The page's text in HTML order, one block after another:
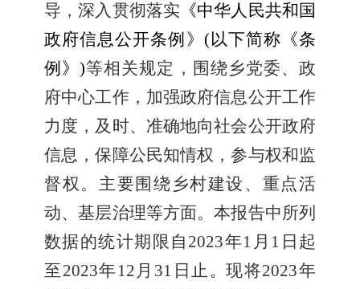
导，深入贯彻落实 《中华人民共和国
政府信息公开条例》 (以下简称《条
例》)等相关规定，围绕乡党委、政
府中心工作，加强政府信息公开工作
力度，及时、准确地向社会公开政府
信息，保障公民知情权，参与权和监
督权。主要围绕 乡村建设 、 重点活
动、基层治理等方面。本报告中所列
数据的统计期限自 2023年1月1日起
至2023年 12月31日止 。现将2023年